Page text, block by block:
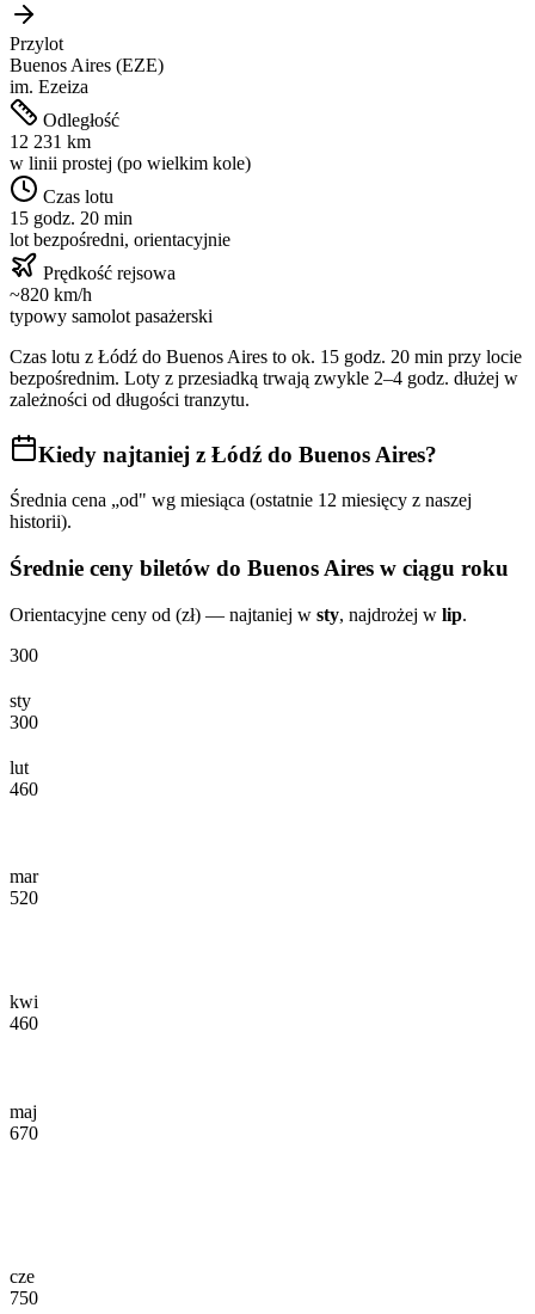
Przylot
Buenos Aires (EZE)
im. Ezeiza
Odległość
12 231 km
w linii prostej (po wielkim kole)
Czas lotu
15 godz. 20 min
lot bezpośredni, orientacyjnie
Prędkość rejsowa
~820 km/h
typowy samolot pasażerski
Czas lotu z Łódź do Buenos Aires to ok. 15 godz. 20 min przy locie
bezpośrednim. Loty z przesiadką trwają zwykle 2–4 godz. dłużej w
zależności od długości tranzytu.
Kiedy najtaniej z Łódź do Buenos Aires?
Średnia cena „od" wg miesiąca (ostatnie 12 miesięcy z naszej
historii).
Średnie ceny biletów do Buenos Aires w ciągu roku
Orientacyjne ceny od (zł) — najtaniej w sty, najdrożej w lip.
300
sty
300
lut
460
mar
520
kwi
460
maj
670
cze
750